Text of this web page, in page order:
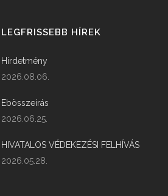
LEGFRISSEBB HÍREK
Hirdetmény
2026.08.06.
Ebösszeírás
2026.06.25.
HIVATALOS VÉDEKEZÉSI FELHÍVÁS
2026.05.28.